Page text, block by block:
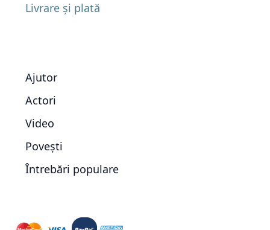
Livrare și plată
Ajutor
Actori
Video
Povești
Întrebări populare